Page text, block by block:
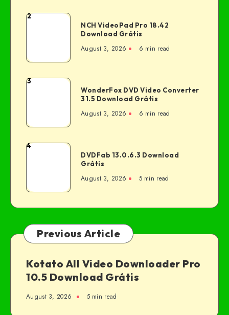
2
NCH VideoPad Pro 18.42
Download Grátis
August 3, 2026 6 min read
3
WonderFox DVD Video Converter
31.5 Download Grátis
August 3, 2026 6 min read
4
DVDFab 13.0.6.3 Download
Grátis
August 3, 2026 5 min read
Previous Article
Kotato All Video Downloader Pro
10.5 Download Grátis
August 3, 2026 5 min read